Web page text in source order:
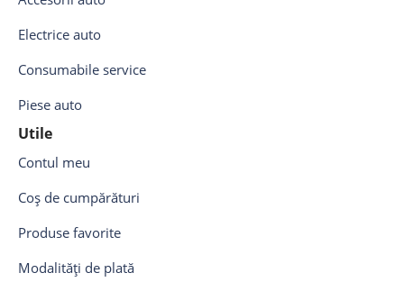
Electrice auto
Consumabile service
Piese auto
Utile
Contul meu
Coș de cumpărături
Produse favorite
Modalități de plată